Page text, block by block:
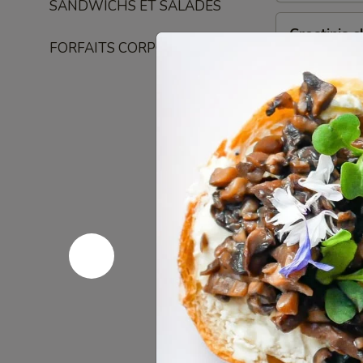
SANDWICHS ET SALADES
FORFAITS CORPORATIFS
Crostinis
Crostinis
avec crème.
naans.
20 crostinis
20 crostinis
20 crostinis
Crostinis
saumon
Crostinis
Crostinis
et
mini-pains
40 crostinis
40 crostinis
40 crostinis